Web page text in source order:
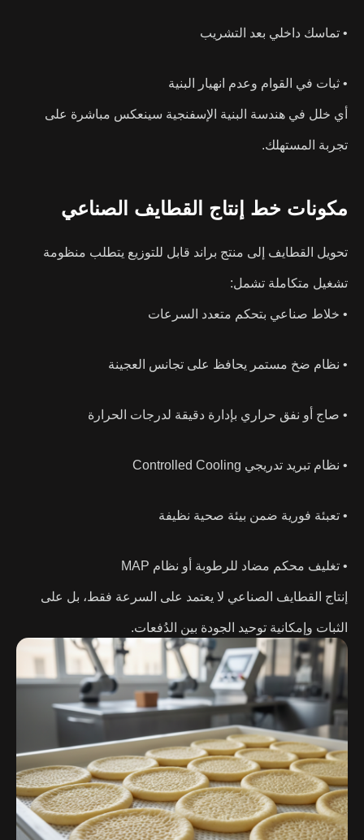
• تماسك داخلي بعد التشريب
• ثبات في القوام وعدم انهيار البنية
أي خلل في هندسة البنية الإسفنجية سينعكس مباشرة على
تجربة المستهلك.
مكونات خط إنتاج القطايف الصناعي
تحويل القطايف إلى منتج براند قابل للتوزيع يتطلب منظومة
تشغيل متكاملة تشمل:
• خلاط صناعي بتحكم متعدد السرعات
• نظام ضخ مستمر يحافظ على تجانس العجينة
• صاج أو نفق حراري بإدارة دقيقة لدرجات الحرارة
• نظام تبريد تدريجي Controlled Cooling
• تعبئة فورية ضمن بيئة صحية نظيفة
• تغليف محكم مضاد للرطوبة أو نظام MAP
إنتاج القطايف الصناعي لا يعتمد على السرعة فقط، بل على
الثبات وإمكانية توحيد الجودة بين الدُفعات.